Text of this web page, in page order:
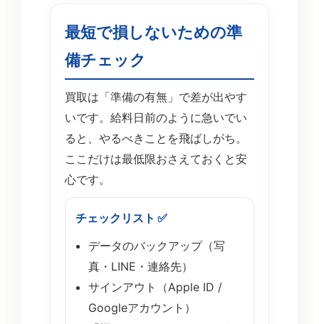
最短で損しないための準
備チェック
買取は「準備の有無」で差が出やす
いです。給料日前のように急いでい
ると、やるべきことを飛ばしがち。
ここだけは最低限おさえておくと安
心です。
チェックリスト ✅
データのバックアップ（写
真・LINE・連絡先）
サインアウト（Apple ID /
Googleアカウント）